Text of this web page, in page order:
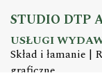
STUDIO DTP
USŁUGI
Skład i łamanie
graficzne